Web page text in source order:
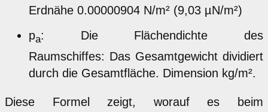
Erdnähe 0.00000904 N/m² (9,03 µN/m²)
pa: Die Flächendichte des
Raumschiffes: Das Gesamtgewicht dividiert
durch die Gesamtfläche. Dimension kg/m².
Diese Formel zeigt, worauf es beim